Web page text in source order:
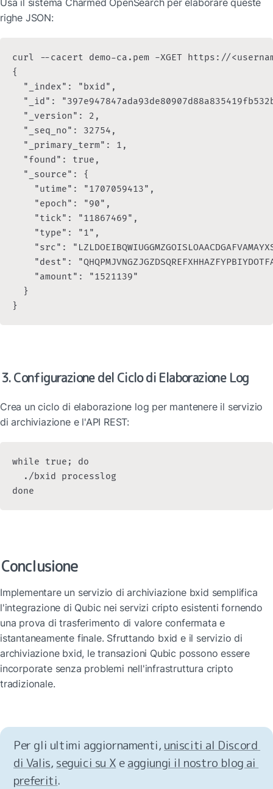
righe JSON:
curl --cacert demo-ca.pem -XGET https://
{
  "_index": "bxid",
"_id":
  "_version": 2,
  "_seq_no": 32754,
  "_primary_term": 1,
  "found": true,
  "_source": {
    "utime": "1707059413",
    "epoch": "90",
    "tick": "11867469",
    "type": "1",
"src":
"dest":
    "amount": "1521139"
  }
3. Configurazione del Ciclo di Elaborazione Log
Crea un ciclo di elaborazione log per mantenere il servizio
di archiviazione e l'API REST:
while true; do
  ./bxid processlog
Conclusione
Implementare un servizio di archiviazione bxid semplifica
l'integrazione di Qubic nei servizi cripto esistenti fornendo
una prova di trasferimento di valore confermata e
istantaneamente finale. Sfruttando bxid e il servizio di
archiviazione bxid, le transazioni Qubic possono essere
incorporate senza problemi nell'infrastruttura cripto
tradizionale.
Per gli ultimi aggiornamenti, unisciti al Discord
di Valis, seguici su X e aggiungi il nostro blog ai
preferiti.